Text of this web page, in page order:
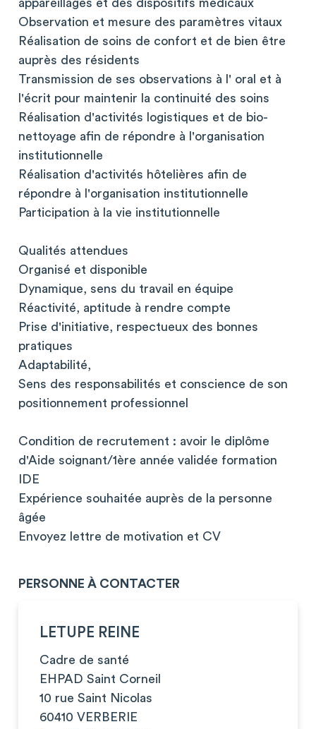
appareillages et des dispositifs médicaux
Observation et mesure des paramètres vitaux
Réalisation de soins de confort et de bien être
auprès des résidents
Transmission de ses observations à l' oral et à
l'écrit pour maintenir la continuité des soins
Réalisation d'activités logistiques et de bio-
nettoyage afin de répondre à l'organisation
institutionnelle
Réalisation d'activités hôtelières afin de
répondre à l'organisation institutionnelle
Participation à la vie institutionnelle
Qualités attendues
Organisé et disponible
Dynamique, sens du travail en équipe
Réactivité, aptitude à rendre compte
Prise d'initiative, respectueux des bonnes
pratiques
Adaptabilité,
Sens des responsabilités et conscience de son
positionnement professionnel
Condition de recrutement : avoir le diplôme
d'Aide soignant/1ère année validée formation
IDE
Expérience souhaitée auprès de la personne
âgée
Envoyez lettre de motivation et CV
PERSONNE À CONTACTER
LETUPE REINE
Cadre de santé
EHPAD Saint Corneil
10 rue Saint Nicolas
60410 VERBERIE